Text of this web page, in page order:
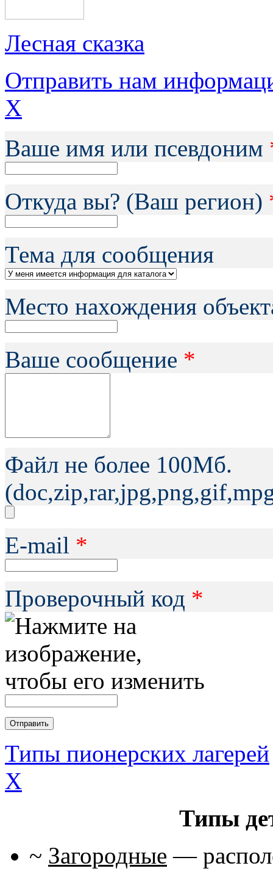
Лесная сказка
Отправить нам
X
Ваше имя или псевдоним
Откуда вы? (Ваш регион)
Тема для сообщения
Место нахождения
Ваше сообщение *
Файл не более 100Мб.
Е-mail *
Проверочный код *
Типы пионерских лагерей
X
Типы
~ Загородные —